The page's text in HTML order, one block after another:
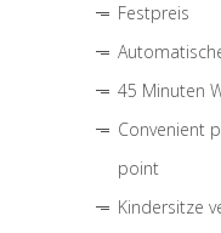
Festpreis
45 Minuten
Convenient
point
Kindersitze